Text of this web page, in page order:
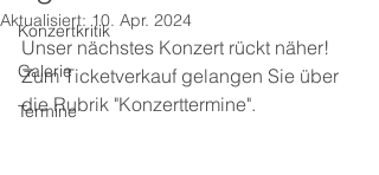
Konzertkritik
Galerie
Termine
Aktualisiert: 10. Apr. 2024
Unser nächstes Konzert rückt näher!
Zum Ticketverkauf gelangen Sie über
die Rubrik "Konzerttermine".